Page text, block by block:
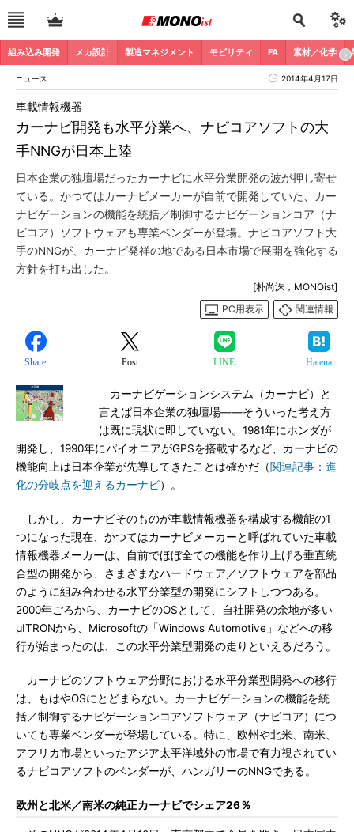
組み込み開発 メカ設計 製造マネジメント モビリティ FA 素材／化学
ニュース 2014年4月17日
カーナビ開発も水平分業へ、ナビコアソフトの大
手NNGが日本上陸
車載情報機器
日本企業の独壇場だったカーナビに水平分業開発の波が押し寄せ
ている。かつてはカーナビメーカーが自前で開発していた、カー
ナビゲーションの機能を統括／制御するナビゲーションコア（ナ
ビコア）ソフトウェアも専業ベンダーが登場。ナビコアソフト大
手のNNGが、カーナビ発祥の地である日本市場で展開を強化する
方針を打ち出した。
[朴尚洙，MONOist]
PC用表示
関連情報
Share Post LINE Hatena
カーナビゲーションシステム（カーナビ）と
言えば日本企業の独壇場――そういった考え方
は既に現状に即していない。1981年にホンダが
開発し、1990年にパイオニアがGPSを搭載するなど、カーナビの
機能向上は日本企業が先導してきたことは確かだ（関連記事：進
化の分岐点を迎えるカーナビ）。
しかし、カーナビそのものが車載情報機器を構成する機能の1
つになった現在、かつてはカーナビメーカーと呼ばれていた車載
情報機器メーカーは、自前でほぼ全ての機能を作り上げる垂直統
合型の開発から、さまざまなハードウェア／ソフトウェアを部品
のように組み合わせる水平分業型の開発にシフトしつつある。
2000年ごろから、カーナビのOSとして、自社開発の余地が多い
μITRONから、Microsoftの「Windows Automotive」などへの移
行が始まったのは、この水平分業型開発の走りといえるだろう。
カーナビのソフトウェア分野における水平分業型開発への移行
は、もはやOSにとどまらない。カーナビゲーションの機能を統
括／制御するナビゲーションコアソフトウェア（ナビコア）につ
いても専業ベンダーが登場している。特に、欧州や北米、南米、
アフリカ市場といったアジア太平洋域外の市場で有力視されてい
るナビコアソフトのベンダーが、ハンガリーのNNGである。
欧州と北米／南米の純正カーナビでシェア26％